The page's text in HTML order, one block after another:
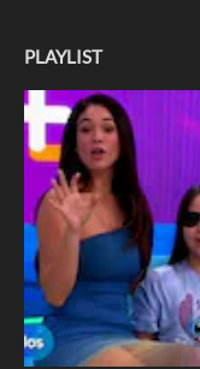
PLAYLIST